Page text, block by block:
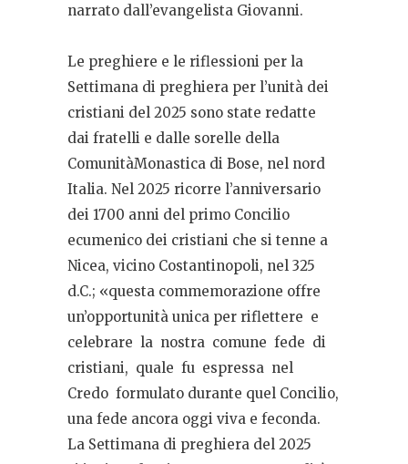
narrato dall’evangelista Giovanni.
Le preghiere e le riflessioni per la
Settimana di preghiera per l’unità dei
cristiani del 2025 sono state redatte
dai fratelli e dalle sorelle della
ComunitàMonastica di Bose, nel nord
Italia. Nel 2025 ricorre l’anniversario
dei 1700 anni del primo Concilio
ecumenico dei cristiani che si tenne a
Nicea, vicino Costantinopoli, nel 325
d.C.; «questa commemorazione offre
un’opportunità unica per riflettere e
celebrare la nostra comune fede di
cristiani, quale fu espressa nel
Credo formulato durante quel Concilio,
una fede ancora oggi viva e feconda.
La Settimana di preghiera del 2025